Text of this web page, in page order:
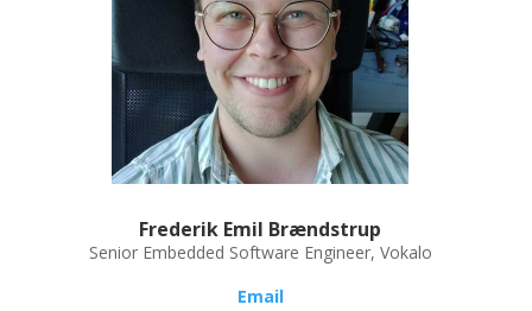
Frederik Emil Brændstrup
Senior Embedded Software Engineer, Vokalo
Email